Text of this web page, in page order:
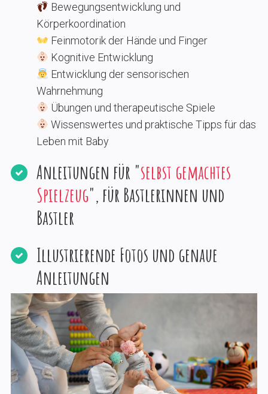
Bewegungsentwicklung und
Körperkoordination
Feinmotorik der Hände und Finger
Kognitive Entwicklung
Entwicklung der sensorischen
Wahrnehmung
Übungen und therapeutische Spiele
Wissenswertes und praktische Tipps für das
Leben mit Baby
Anleitungen für "selbst gemachtes
Spielzeug", für Bastlerinnen und
Bastler
Illustrierende Fotos und genaue
Anleitungen